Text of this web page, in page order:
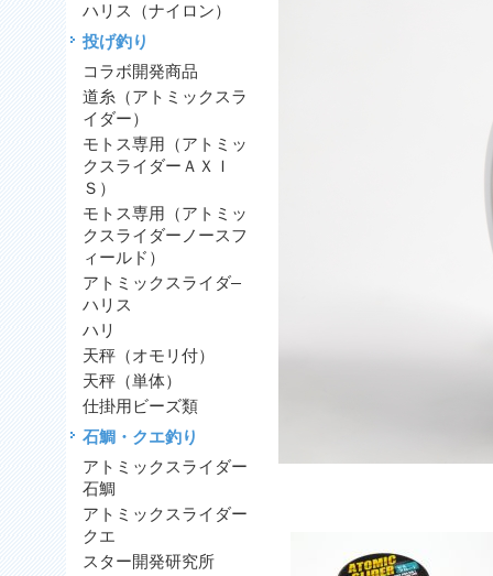
ハリス（ナイロン）
投げ釣り
コラボ開発商品
道糸（アトミックスラ
イダー）
モトス専用（アトミッ
クスライダーＡＸＩ
Ｓ）
モトス専用（アトミッ
クスライダーノースフ
ィールド）
アトミックスライダ―
ハリス
ハリ
天秤（オモリ付）
天秤（単体）
仕掛用ビーズ類
石鯛・クエ釣り
アトミックスライダー
石鯛
アトミックスライダー
クエ
スター開発研究所